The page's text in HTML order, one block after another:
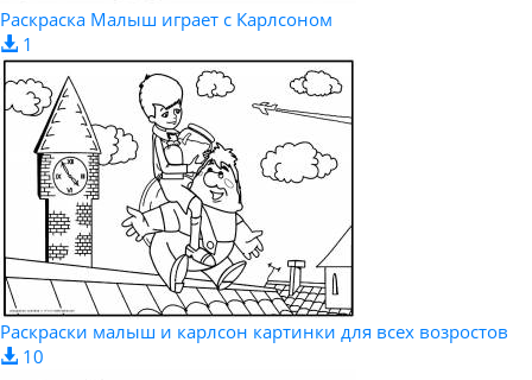
Раскраска Малыш играет с Карлсоном
1
Раскраски малыш и карлсон картинки для всех возростов
10